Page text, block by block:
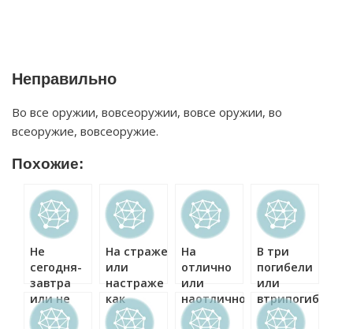
Неправильно
Во все оружии, вовсеоружии, вовсе оружии, во
всеоружие, вовсеоружие.
Похожие:
Не
сегодня-
завтра
или не
сегодня
На страже
или
настраже
как
правильно?
На
отлично
или
наотлично
как
В три
погибели
или
втрипогибели
как